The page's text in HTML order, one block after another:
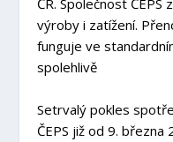
ČR. Společnost
výroby i zatížení.
funguje ve
spolehlivě
Setrvalý pokles
ČEPS již od 9. března